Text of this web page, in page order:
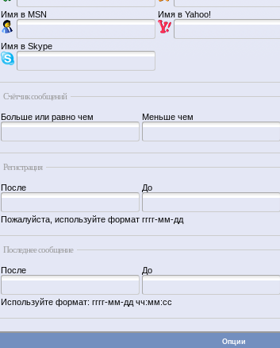
Имя в MSN Имя в Yahoo!
Имя в Skype
Счётчик сообщений
Больше или равно чем Меньше чем
Регистрация
После До
Пожалуйста, используйте формат гггг-мм-дд
Последнее сообщение
После До
Используйте формат: гггг-мм-дд чч:мм:сс
Опции